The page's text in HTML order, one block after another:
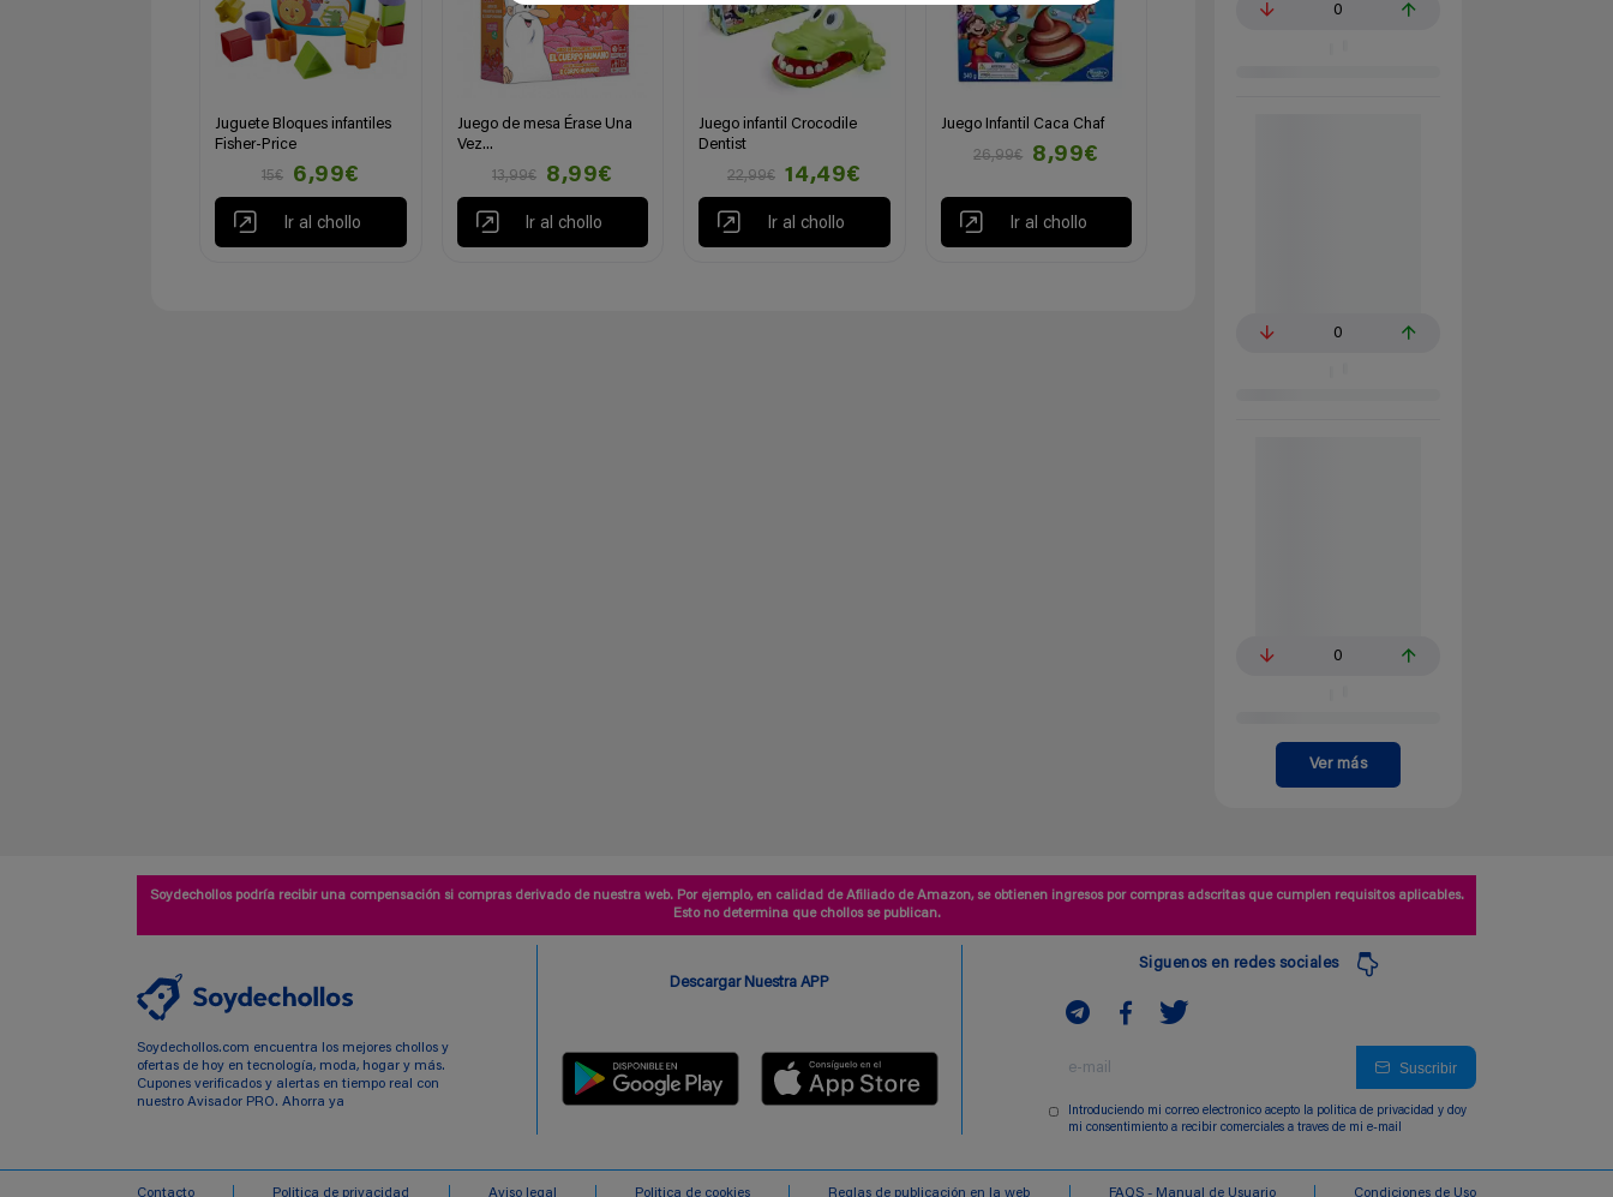
Juguete Bloques infantiles
Fisher-Price
15€
6,99€
Ir al chollo
Juego de mesa Érase Una
Vez...
13,99€
8,99€
Ir al chollo
Juego infantil Crocodile
Dentist
22,99€
14,49€
Ir al chollo
Juego Infantil Caca Chaf
26,99€
8,99€
Ir al chollo
0
0
0
Ver más
Soydechollos podría recibir una compensación si compras derivado de nuestra web. Por ejemplo, en calidad de Afiliado de Amazon, se obtienen ingresos por compras adscritas que cumplen requisitos aplicables.
Esto no determina que chollos se publican.
Soydechollos.com encuentra los mejores chollos y
ofertas de hoy en tecnología, moda, hogar y más.
Cupones verificados y alertas en tiempo real con
nuestro Avisador PRO. Ahorra ya
Descargar Nuestra APP
Siguenos en redes sociales
Suscribir
Introduciendo mi correo electronico acepto la politica de privacidad y doy
mi consentimiento a recibir comerciales a traves de mi e-mail
Contacto Politica de privacidad Aviso legal Politica de cookies Reglas de publicación en la web FAQS - Manual de Usuario Condiciones de Uso